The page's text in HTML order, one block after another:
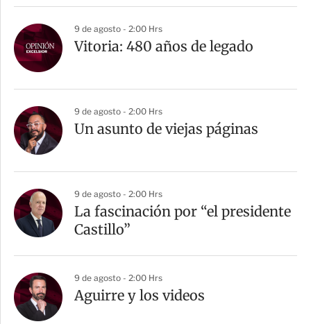
9 de agosto - 2:00 Hrs
Vitoria: 480 años de legado
9 de agosto - 2:00 Hrs
Un asunto de viejas páginas
9 de agosto - 2:00 Hrs
La fascinación por “el presidente
Castillo”
9 de agosto - 2:00 Hrs
Aguirre y los videos